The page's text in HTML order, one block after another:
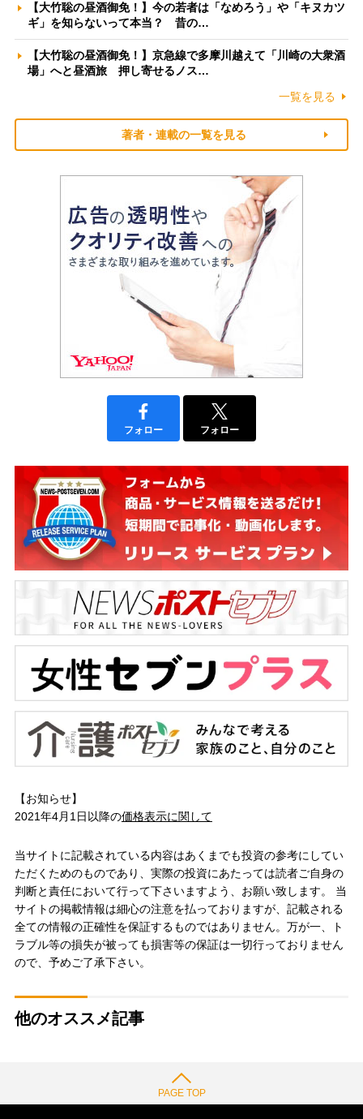
【大竹聡の昼酒御免！】今の若者は「なめろう」や「キヌカツ
ギ」を知らないって本当？ 昔の…
【大竹聡の昼酒御免！】京急線で多摩川越えて「川崎の大衆酒
場」へと昼酒旅 押し寄せるノス…
一覧を見る
著者・連載の一覧を見る
フォロー フォロー
【お知らせ】
2021年4月1日以降の価格表示に関して
当サイトに記載されている内容はあくまでも投資の参考にしてい
ただくためのものであり、実際の投資にあたっては読者ご自身の
判断と責任において行って下さいますよう、お願い致します。 当
サイトの掲載情報は細心の注意を払っておりますが、記載される
全ての情報の正確性を保証するものではありません。万が一、ト
ラブル等の損失が被っても損害等の保証は一切行っておりません
ので、予めご了承下さい。
他のオススメ記事
PAGE TOP